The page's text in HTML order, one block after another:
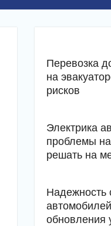
Перевозка
на
рисков
Электрика
проблемы
решать на
Надежность
обновления